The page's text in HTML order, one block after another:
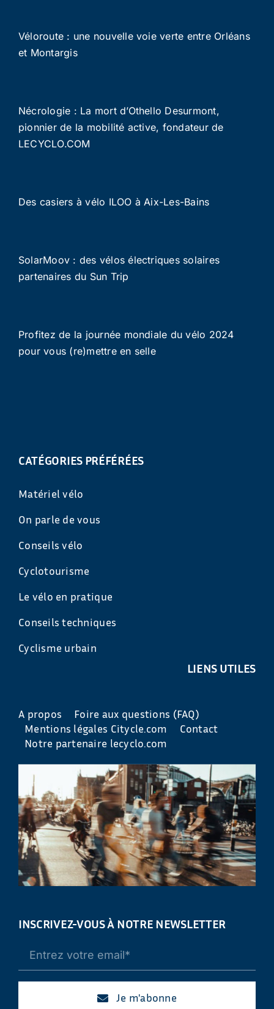
Véloroute : une nouvelle voie verte entre Orléans
et Montargis
Nécrologie : La mort d’Othello Desurmont,
pionnier de la mobilité active, fondateur de
LECYCLO.COM
Des casiers à vélo ILOO à Aix-Les-Bains
SolarMoov : des vélos électriques solaires
partenaires du Sun Trip
Profitez de la journée mondiale du vélo 2024
pour vous (re)mettre en selle
CATÉGORIES PRÉFÉRÉES
Matériel vélo
On parle de vous
Conseils vélo
Cyclotourisme
Le vélo en pratique
Conseils techniques
Cyclisme urbain
LIENS UTILES
A propos
Foire aux questions (FAQ)
Mentions légales Citycle.com
Contact
Notre partenaire lecyclo.com
INSCRIVEZ-VOUS À NOTRE NEWSLETTER
Je m'abonne